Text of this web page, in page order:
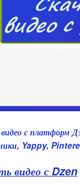
с платформ
Yappy,
видео с Dzen